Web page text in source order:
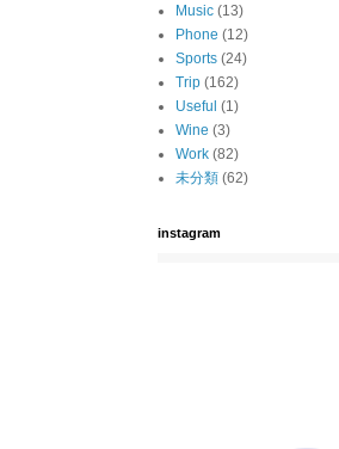
Music (13)
Phone (12)
Sports (24)
Trip (162)
Useful (1)
Wine (3)
Work (82)
未分類 (62)
instagram